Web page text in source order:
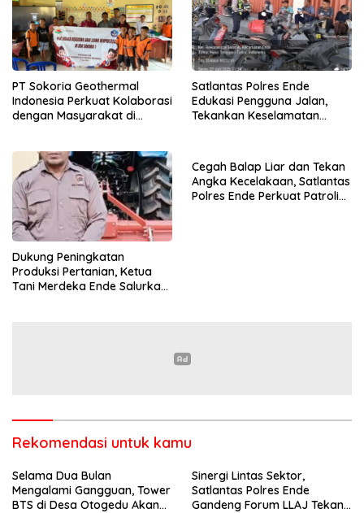
PT Sokoria Geothermal
Indonesia Perkuat Kolaborasi
dengan Masyarakat di
Satlantas Polres Ende
Edukasi Pengguna Jalan,
Tekankan Keselamatan
Dukung Peningkatan
Produksi Pertanian, Ketua
Tani Merdeka Ende Salurkan
Cegah Balap Liar dan Tekan
Angka Kecelakaan, Satlantas
Polres Ende Perkuat Patroli
Rekomendasi untuk kamu
Selama Dua Bulan
Mengalami Gangguan, Tower
BTS di Desa Otogedu Akan
Sinergi Lintas Sektor,
Satlantas Polres Ende
Gandeng Forum LLAJ Tekan